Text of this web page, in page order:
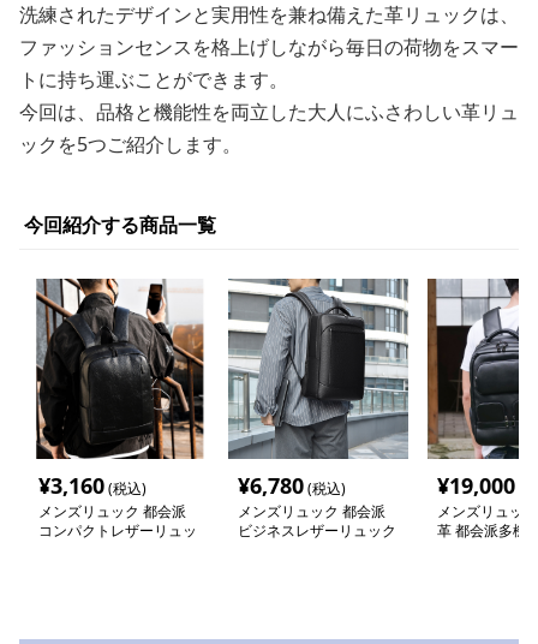
洗練されたデザインと実用性を兼ね備えた革リュックは、
ファッションセンスを格上げしながら毎日の荷物をスマー
トに持ち運ぶことができます。
今回は、品格と機能性を両立した大人にふさわしい革リュ
ックを5つご紹介します。
今回紹介する商品一覧
¥3,160(税込)
メンズリュック 都会派
コンパクトレザーリュッ
¥6,780(税込)
メンズリュック 都会派
ビジネスレザーリュック
¥19,000
メンズリュッ
革 都会派多機